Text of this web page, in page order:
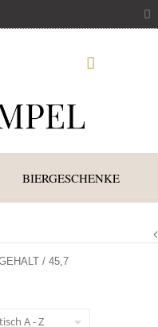
BIERGESCHENKE
/ 45,7